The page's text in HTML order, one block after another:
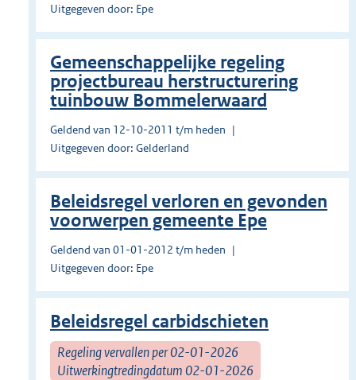
Uitgegeven door: Epe
Gemeenschappelijke regeling
projectbureau herstructurering
tuinbouw Bommelerwaard
Geldend van 12-10-2011 t/m heden
Uitgegeven door: Gelderland
Beleidsregel verloren en gevonden
voorwerpen gemeente Epe
Geldend van 01-01-2012 t/m heden
Uitgegeven door: Epe
Beleidsregel carbidschieten
Regeling vervallen per 02-01-2026
Uitwerkingtredingdatum 02-01-2026